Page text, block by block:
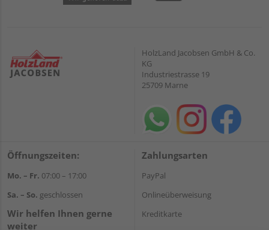
HolzLand Jacobsen GmbH & Co.
KG
Industriestrasse 19
25709 Marne
Öffnungszeiten:
Mo. – Fr. 07:00 – 17:00
Sa. – So. geschlossen
Wir helfen Ihnen gerne
weiter
Zahlungsarten
PayPal
Onlineüberweisung
Kreditkarte